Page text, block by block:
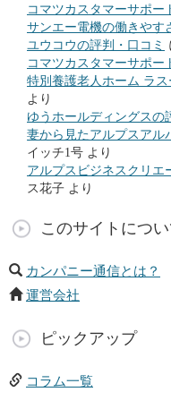
コマツカスタマーサポー
サンエー電機の働きやす
ユウコウの評判・口コミ
コマツカスタマーサポー
特別養護老人ホーム ラ
より
ゆうホールディングスの
妻から見たアルプスアル
イッチ1号 より
アルプスビジネスクリエ
ス花子 より
このサイトについ
カンパニー通信とは？
運営会社
ピックアップ
コラム一覧